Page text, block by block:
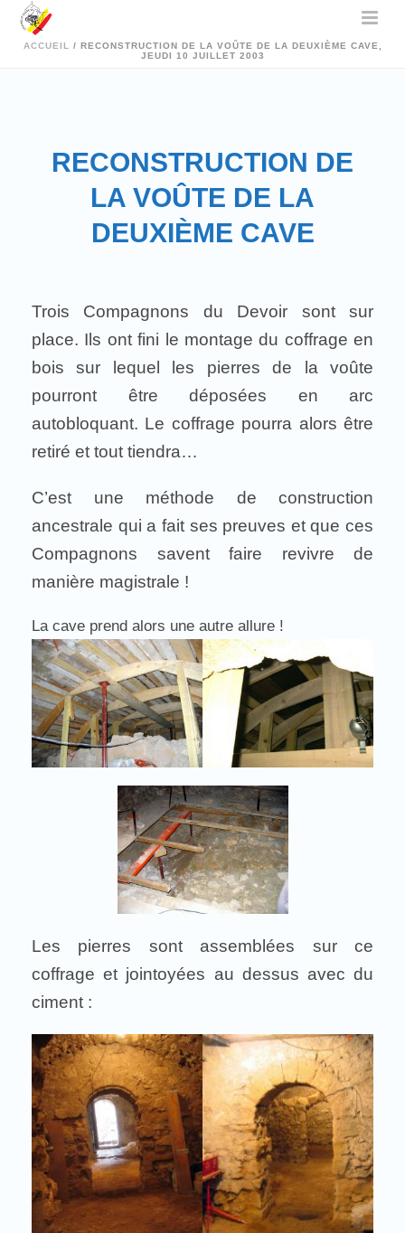
ACCUEIL / RECONSTRUCTION DE LA VOÛTE DE LA DEUXIÈME CAVE,
JEUDI 10 JUILLET 2003
RECONSTRUCTION DE
LA VOÛTE DE LA
DEUXIÈME CAVE
Trois Compagnons du Devoir sont sur
place. Ils ont fini le montage du coffrage en
bois sur lequel les pierres de la voûte
pourront être déposées en arc
autobloquant. Le coffrage pourra alors être
retiré et tout tiendra…
C’est une méthode de construction
ancestrale qui a fait ses preuves et que ces
Compagnons savent faire revivre de
manière magistrale !
La cave prend alors une autre allure !
Les pierres sont assemblées sur ce
coffrage et jointoyées au dessus avec du
ciment :